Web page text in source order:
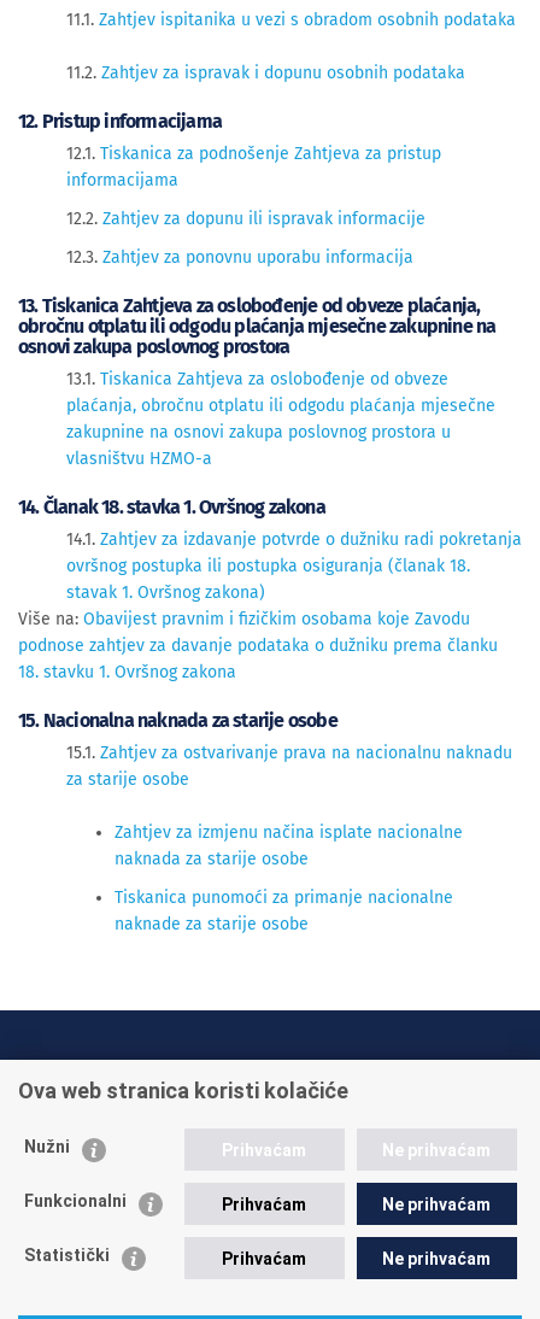
11.1. Zahtjev ispitanika u vezi s obradom osobnih podataka
11.2. Zahtjev za ispravak i dopunu osobnih podataka
12. Pristup informacijama
12.1. Tiskanica za podnošenje Zahtjeva za pristup
informacijama
12.2. Zahtjev za dopunu ili ispravak informacije
12.3. Zahtjev za ponovnu uporabu informacija
13. Tiskanica Zahtjeva za oslobođenje od obveze plaćanja,
obročnu otplatu ili odgodu plaćanja mjesečne zakupnine na
osnovi zakupa poslovnog prostora
13.1. Tiskanica Zahtjeva za oslobođenje od obveze
plaćanja, obročnu otplatu ili odgodu plaćanja mjesečne
zakupnine na osnovi zakupa poslovnog prostora u
vlasništvu HZMO-a
14. Članak 18. stavka 1. Ovršnog zakona
14.1. Zahtjev za izdavanje potvrde o dužniku radi pokretanja
ovršnog postupka ili postupka osiguranja (članak 18.
stavak 1. Ovršnog zakona)
Više na: Obavijest pravnim i fizičkim osobama koje Zavodu
podnose zahtjev za davanje podataka o dužniku prema članku
18. stavku 1. Ovršnog zakona
15. Nacionalna naknada za starije osobe
15.1. Zahtjev za ostvarivanje prava na nacionalnu naknadu
za starije osobe
Zahtjev za izmjenu načina isplate nacionalne
naknada za starije osobe
Tiskanica punomoći za primanje nacionalne
naknade za starije osobe
+385 1 45 95 011
Postavite pitanje
Ova web stranica koristi kolačiće
Nužni Prihvaćam Ne prihvaćam
Funkcionalni Prihvaćam Ne prihvaćam
Statistički Prihvaćam Ne prihvaćam